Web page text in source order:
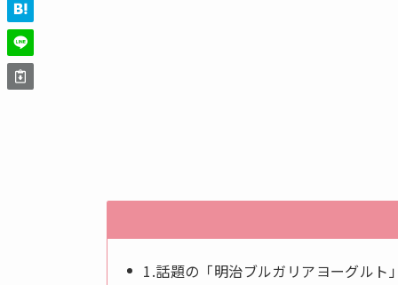
1.話題の「明治ブルガリアヨーグルト